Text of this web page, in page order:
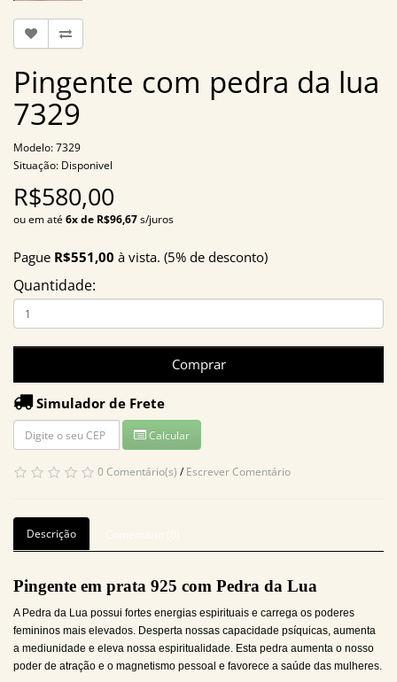
Pingente com pedra da lua
7329
Modelo: 7329
Situação: Disponivel
R$580,00
ou em até6x de R$96,67s/juros
Pague R$551,00 à vista. (5% de desconto)
Quantidade:
Comprar
Simulador de Frete
Calcular
0 Comentário(s) /Escrever Comentário
Descrição
Pingente em prata 925 com Pedra da Lua
A Pedra da Lua possui fortes energias espirituais e carrega os poderes
femininos mais elevados. Desperta nossas capacidade psíquicas, aumenta
a mediunidade e eleva nossa espiritualidade. Esta pedra aumenta o nosso
poder de atração e o magnetismo pessoal e favorece a saúde das mulheres.